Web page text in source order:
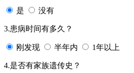
是 没有
3.患病时间有多久？
刚发现 半年内 1年以上
4.是否有家族遗传史？